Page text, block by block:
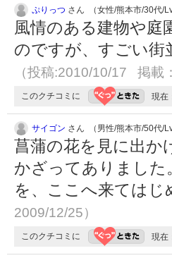
ぷりっつ さん （女性/熊本市/30代/
風情のある建物や庭
のですが、すごい街
（投稿:2010/10/17 掲載
このクチコミに 現在
サイゴン さん （男性/熊本市/50代/
菖蒲の花を見に出か
かざってありまし
を、ここへ来てはじ
2009/12/25）
このクチコミに 現在